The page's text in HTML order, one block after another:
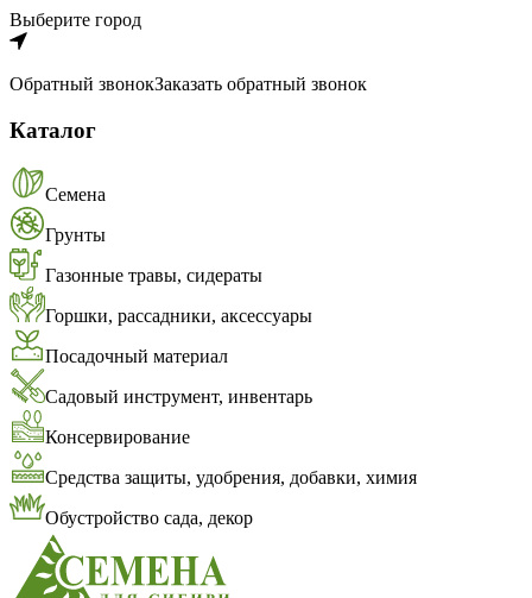
Выберите город
Обратный звонокЗаказать обратный звонок
Каталог
Семена
Грунты
Газонные травы, сидераты
Горшки, рассадники, аксессуары
Посадочный материал
Садовый инструмент, инвентарь
Консервирование
Средства защиты, удобрения, добавки, химия
Обустройство сада, декор